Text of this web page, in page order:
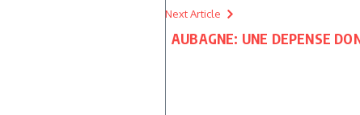
Next Article
AUBAGNE: UNE DEPENSE